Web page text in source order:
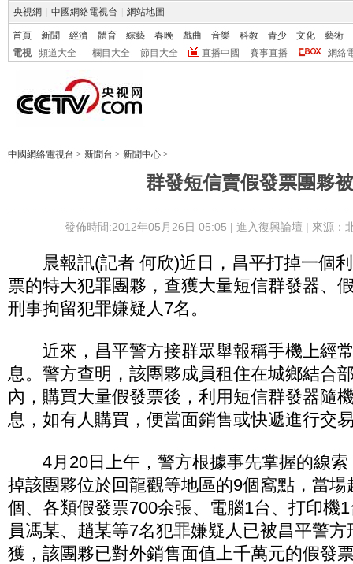
央視網 中國網絡電視台 網站地圖
首頁 新聞 經濟 體育 綜藝 春晚 戲曲 音樂 科教 青少 文化
藝術
電視
頻道大全 欄目大全 節目大全 直播中國 賽事直播 網絡
中國網絡電視台 > 新聞台 > 新聞中心 >
群發短信賣假發票團夥
發佈時間:2012年05月26日 05:05 | 進入復興論壇 | 來源：
晨報訊(記者 何欣)近日，昌平打掉一個利
票的特大犯罪團夥，查獲大量短信群發器、
刑事拘留犯罪嫌疑人7名。
近來，昌平警方接群眾舉報稱手機上經
息。警方查明，該團夥成員租住在城鄉結合
內，購買大量假發票後，利用短信群發器隨
息，如有人購買，便當面銷售或快遞進行交
4月20日上午，警方根據事先掌握的線索
掉該團夥位於回龍觀等地區的9個窩點，當
個、各類假發票700余張、電腦1台、打印機
員馮某、趙某等7名犯罪嫌疑人已被昌平警
獲，該團夥已對外銷售面值上千萬元的假發